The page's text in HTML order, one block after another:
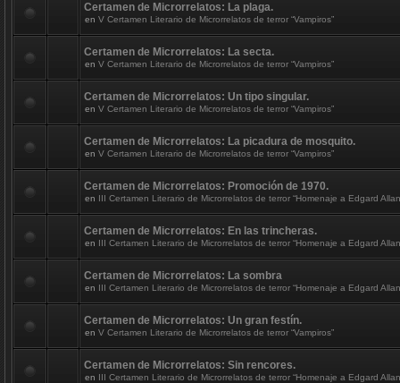
Certamen de Microrrelatos: La plaga.
en V Certamen Literario de Microrrelatos de terror “Vampiros”
Certamen de Microrrelatos: La secta.
en V Certamen Literario de Microrrelatos de terror “Vampiros”
Certamen de Microrrelatos: Un tipo singular.
en V Certamen Literario de Microrrelatos de terror “Vampiros”
Certamen de Microrrelatos: La picadura de mosquito.
en V Certamen Literario de Microrrelatos de terror “Vampiros”
Certamen de Microrrelatos: Promoción de 1970.
en III Certamen Literario de Microrrelatos de terror “Homenaje a Edgard
Certamen de Microrrelatos: En las trincheras.
en III Certamen Literario de Microrrelatos de terror “Homenaje a Edgard
Certamen de Microrrelatos: La sombra
en III Certamen Literario de Microrrelatos de terror “Homenaje a Edgard
Certamen de Microrrelatos: Un gran festín.
en V Certamen Literario de Microrrelatos de terror “Vampiros”
Certamen de Microrrelatos: Sin rencores.
en III Certamen Literario de Microrrelatos de terror “Homenaje a Edgard